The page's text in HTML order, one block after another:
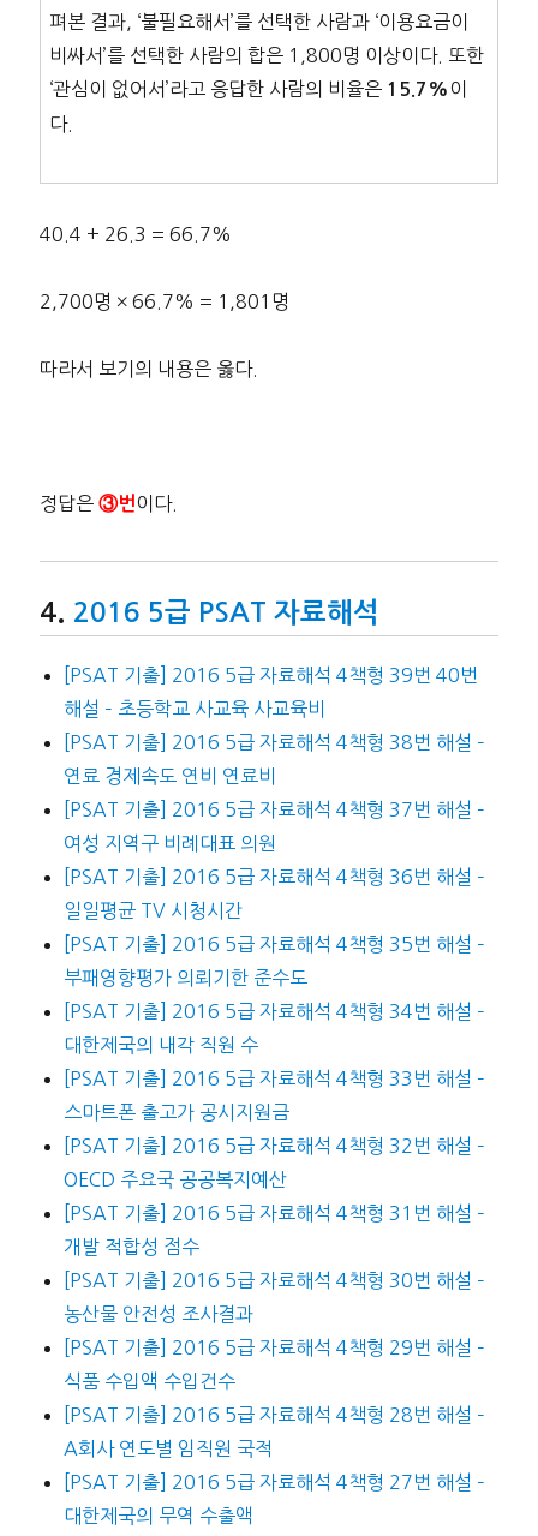
펴본 결과, ‘불필요해서’를 선택한 사람과 ‘이용요금이
비싸서’를 선택한 사람의 합은 1,800명 이상이다. 또한
‘관심이 없어서’라고 응답한 사람의 비율은 15.7% 이
다.
40.4 + 26.3 = 66.7%
2,700명 × 66.7% = 1,801명
따라서 보기의 내용은 옳다.
정답은③번 이다.
2016 5급 PSAT 자료해석
[PSAT 기출] 2016 5급 자료해석 4책형 39번 40번
해설 – 초등학교 사교육 사교육비
[PSAT 기출] 2016 5급 자료해석 4책형 38번 해설 –
연료 경제속도 연비 연료비
[PSAT 기출] 2016 5급 자료해석 4책형 37번 해설 –
여성 지역구 비례대표 의원
[PSAT 기출] 2016 5급 자료해석 4책형 36번 해설 –
일일평균 TV 시청시간
[PSAT 기출] 2016 5급 자료해석 4책형 35번 해설 –
부패영향평가 의뢰기한 준수도
[PSAT 기출] 2016 5급 자료해석 4책형 34번 해설 –
대한제국의 내각 직원 수
[PSAT 기출] 2016 5급 자료해석 4책형 33번 해설 –
스마트폰 출고가 공시지원금
[PSAT 기출] 2016 5급 자료해석 4책형 32번 해설 –
OECD 주요국 공공복지예산
[PSAT 기출] 2016 5급 자료해석 4책형 31번 해설 –
개발 적합성 점수
[PSAT 기출] 2016 5급 자료해석 4책형 30번 해설 –
농산물 안전성 조사결과
[PSAT 기출] 2016 5급 자료해석 4책형 29번 해설 –
식품 수입액 수입건수
[PSAT 기출] 2016 5급 자료해석 4책형 28번 해설 –
A회사 연도별 임직원 국적
[PSAT 기출] 2016 5급 자료해석 4책형 27번 해설 –
대한제국의 무역 수출액